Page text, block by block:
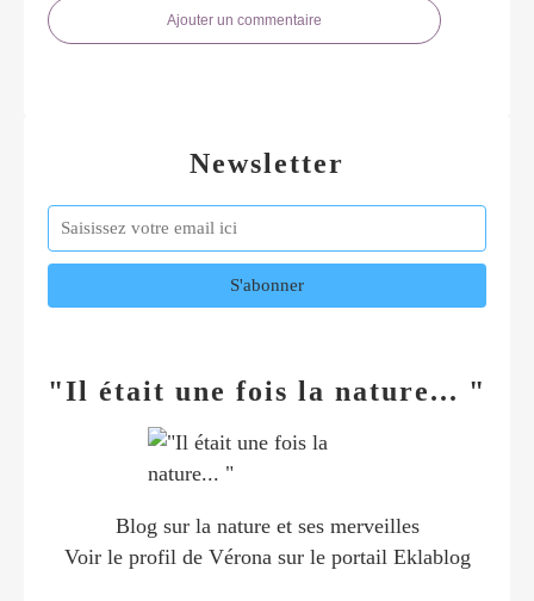
Ajouter un commentaire
Newsletter
"Il était une fois la nature... "
Blog sur la nature et ses merveilles
Voir le profil de Vérona sur le portail Eklablog